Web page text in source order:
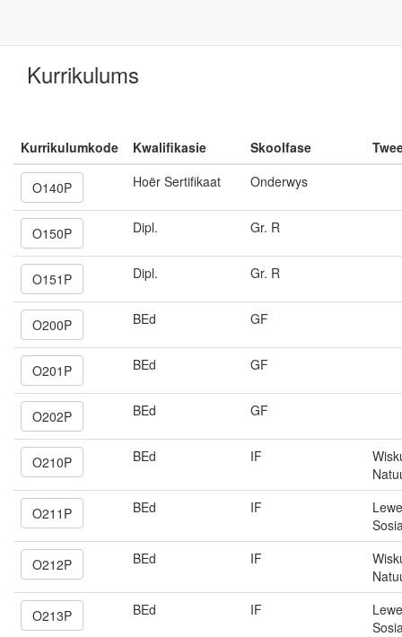
Kurrikulums
Kurrikulumkode Kwalifikasie Skoolfase
O140P Hoër Sertifikaat Onderwys
O150P Dipl. Gr. R
O151P Dipl. Gr. R
O200P BEd GF
O201P BEd GF
O202P BEd GF
O210P BEd IF
O211P BEd IF
O212P BEd IF
O213P BEd IF